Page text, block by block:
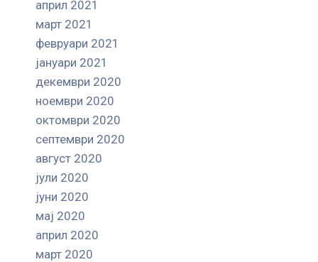
април 2021
март 2021
февруари 2021
јануари 2021
декември 2020
ноември 2020
октомври 2020
септември 2020
август 2020
јули 2020
јуни 2020
мај 2020
април 2020
март 2020